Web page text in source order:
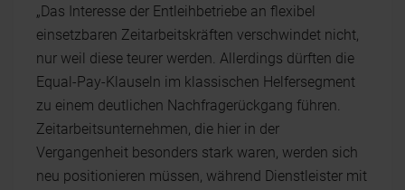
„Das Interesse der Entleihbetriebe an flexibel
einsetzbaren Zeitarbeitskräften verschwindet nicht,
nur weil diese teurer werden. Allerdings dürften die
Equal-Pay-Klauseln im klassischen Helfersegment
zu einem deutlichen Nachfragerückgang führen.
Zeitarbeitsunternehmen, die hier in der
Vergangenheit besonders stark waren, werden sich
neu positionieren müssen, während Dienstleister mit